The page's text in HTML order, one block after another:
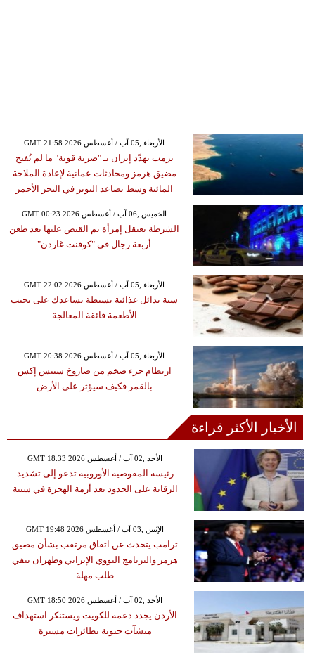
GMT 21:58 2026 الأربعاء ,05 آب / أغسطس
ترمب يهدّد إيران بـ "ضربة قوية" ما لم يُفتح
مضيق هرمز ومحادثات عمانية لإعادة الملاحة
المائية وسط تصاعد التوتر في البحر الأحمر
GMT 00:23 2026 الخميس ,06 آب / أغسطس
الشرطة تعتقل إمرأة تم القبض عليها بعد طعن
أربعة رجال في "كوفنت غاردن"
GMT 22:02 2026 الأربعاء ,05 آب / أغسطس
ستة بدائل غذائية بسيطة تساعدك على تجنب
الأطعمة فائقة المعالجة
GMT 20:38 2026 الأربعاء ,05 آب / أغسطس
ارتطام جزء ضخم من صاروخ سبيس إكس
بالقمر فكيف سيؤثر على الأرض
الأخبار الأكثر قراءة
GMT 18:33 2026 الأحد ,02 آب / أغسطس
رئيسة المفوضية الأوروبية تدعو إلى تشديد
الرقابة على الحدود بعد أزمة الهجرة في سبتة
GMT 19:48 2026 الإثنين ,03 آب / أغسطس
ترامب يتحدث عن اتفاق مرتقب بشأن مضيق
هرمز والبرنامج النووي الإيراني وطهران تنفي
طلب مهلة
GMT 18:50 2026 الأحد ,02 آب / أغسطس
الأردن يجدد دعمه للكويت ويستنكر استهداف
منشآت حيوية بطائرات مسيرة